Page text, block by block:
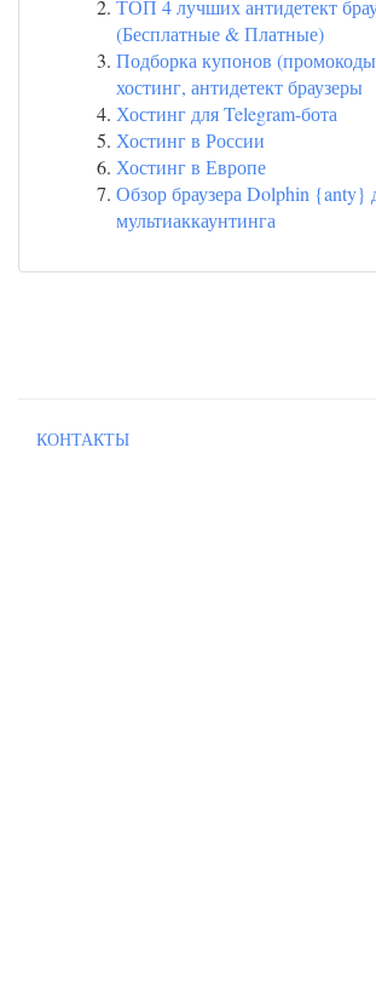
ТОП 4 лучших антидетект
(Бесплатные & Платные)
Подборка купонов
хостинг, антидетект браузеры
Хостинг для Telegram-бота
Хостинг в России
Хостинг в Европе
Обзор браузера Dolphin {anty}
мультиаккаунтинга
КОНТАКТЫ